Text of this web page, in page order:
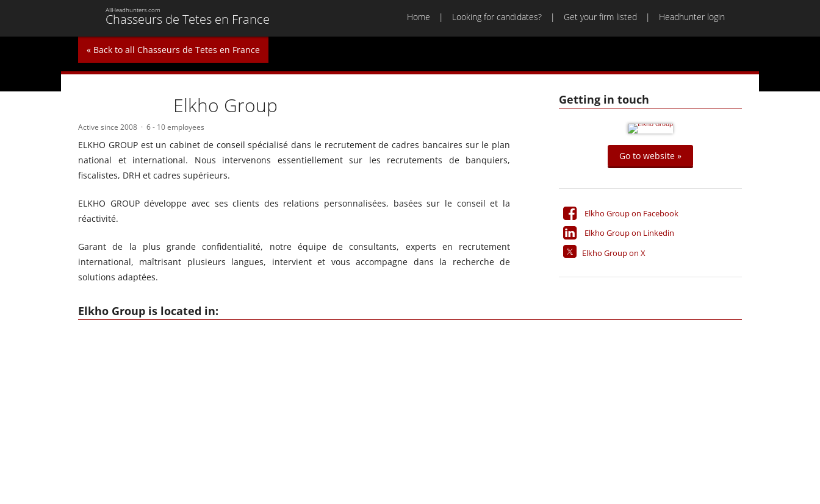
Chasseurs de Tetes en France
AllHeadhunters.com
Home Looking for candidates? Get your firm listed Headhunter login
« Back to all Chasseurs de Tetes en France
Getting in touch
Go to website »
Elkho Group on Facebook
Elkho Group on Linkedin
Elkho Group on X
Elkho Group
Active since 2008 6 - 10 employees
ELKHO GROUP est un cabinet de conseil spécialisé dans le recrutement de cadres bancaires sur le plan
national et international. Nous intervenons essentiellement sur les recrutements de banquiers,
fiscalistes, DRH et cadres supérieurs.
ELKHO GROUP développe avec ses clients des relations personnalisées, basées sur le conseil et la
réactivité.
Garant de la plus grande confidentialité, notre équipe de consultants, experts en recrutement
international, maîtrisant plusieurs langues, intervient et vous accompagne dans la recherche de
solutions adaptées.
Elkho Group is located in: